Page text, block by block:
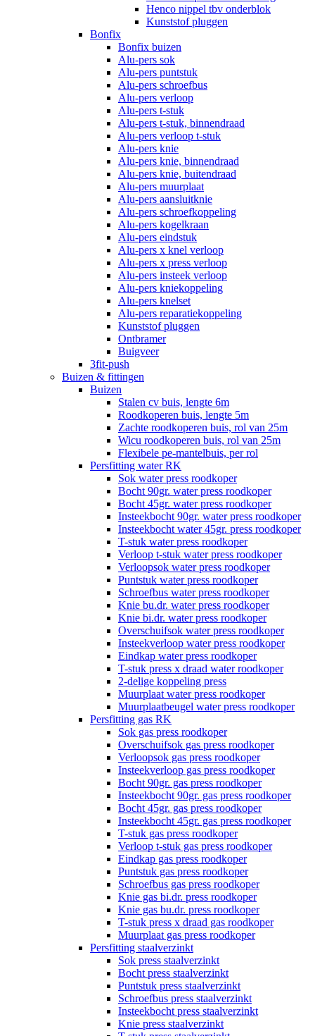
Henco nippel tbv onderblok
Kunststof pluggen
Bonfix
Bonfix buizen
Alu-pers sok
Alu-pers puntstuk
Alu-pers schroefbus
Alu-pers verloop
Alu-pers t-stuk
Alu-pers t-stuk, binnendraad
Alu-pers verloop t-stuk
Alu-pers knie
Alu-pers knie, binnendraad
Alu-pers knie, buitendraad
Alu-pers muurplaat
Alu-pers aansluitknie
Alu-pers schroefkoppeling
Alu-pers kogelkraan
Alu-pers eindstuk
Alu-pers x knel verloop
Alu-pers x press verloop
Alu-pers insteek verloop
Alu-pers kniekoppeling
Alu-pers knelset
Alu-pers reparatiekoppeling
Kunststof pluggen
Ontbramer
Buigveer
3fit-push
Buizen & fittingen
Buizen
Stalen cv buis, lengte 6m
Roodkoperen buis, lengte 5m
Zachte roodkoperen buis, rol van 25m
Wicu roodkoperen buis, rol van 25m
Flexibele pe-mantelbuis, per rol
Persfitting water RK
Sok water press roodkoper
Bocht 90gr. water press roodkoper
Bocht 45gr. water press roodkoper
Insteekbocht 90gr. water press roodkoper
Insteekbocht water 45gr. press roodkoper
T-stuk water press roodkoper
Verloop t-stuk water press roodkoper
Verloopsok water press roodkoper
Puntstuk water press roodkoper
Schroefbus water press roodkoper
Knie bu.dr. water press roodkoper
Knie bi.dr. water press roodkoper
Overschuifsok water press roodkoper
Insteekverloop water press roodkoper
Eindkap water press roodkoper
T-stuk press x draad water roodkoper
2-delige koppeling press
Muurplaat water press roodkoper
Muurplaatbeugel water press roodkoper
Persfitting gas RK
Sok gas press roodkoper
Overschuifsok gas press roodkoper
Verloopsok gas press roodkoper
Insteekverloop gas press roodkoper
Bocht 90gr. gas press roodkoper
Insteekbocht 90gr. gas press roodkoper
Bocht 45gr. gas press roodkoper
Insteekbocht 45gr. gas press roodkoper
T-stuk gas press roodkoper
Verloop t-stuk gas press roodkoper
Eindkap gas press roodkoper
Puntstuk gas press roodkoper
Schroefbus gas press roodkoper
Knie gas bi.dr. press roodkoper
Knie gas bu.dr. press roodkoper
T-stuk press x draad gas roodkoper
Muurplaat gas press roodkoper
Persfitting staalverzinkt
Sok press staalverzinkt
Bocht press staalverzinkt
Puntstuk press staalverzinkt
Schroefbus press staalverzinkt
Insteekbocht press staalverzinkt
Knie press staalverzinkt